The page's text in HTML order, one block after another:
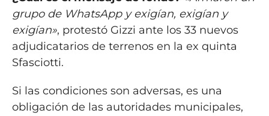
grupo de WhatsApp y exigían, exigían y
exigían», protestó Gizzi ante los 33 nuevos
adjudicatarios de terrenos en la ex quinta
Sfasciotti.
Si las condiciones son adversas, es una
obligación de las autoridades municipales,